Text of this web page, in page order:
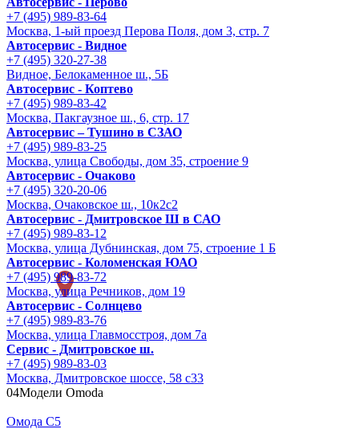
+7 (495) 989-83-64
Москва, 1-ый проезд Перова Поля, дом 3, стр. 7
Автосервис - Видное
+7 (495) 320-27-38
Видное, Белокаменное ш., 5Б
Автосервис - Коптево
+7 (495) 989-83-42
Москва, Пакгаузное ш., 6, стр. 17
Автосервис – Тушино в СЗАО
+7 (495) 989-83-25
Москва, улица Свободы, дом 35, строение 9
Автосервис - Очаково
+7 (495) 320-20-06
Москва, Очаковское ш., 10к2с2
Автосервис - Дмитровское Ш в САО
+7 (495) 989-83-12
Москва, улица Дубнинская, дом 75, строение 1 Б
Автосервис - Коломенская ЮАО
+7 (495) 989-83-72
Москва, улица Речников, дом 19
Автосервис - Солнцево
+7 (495) 989-83-76
Москва, улица Главмосстроя, дом 7а
Сервис - Дмитровское ш.
+7 (495) 989-83-03
Москва, Дмитровское шоссе, 58 с33
04Модели Omoda
Омода С5